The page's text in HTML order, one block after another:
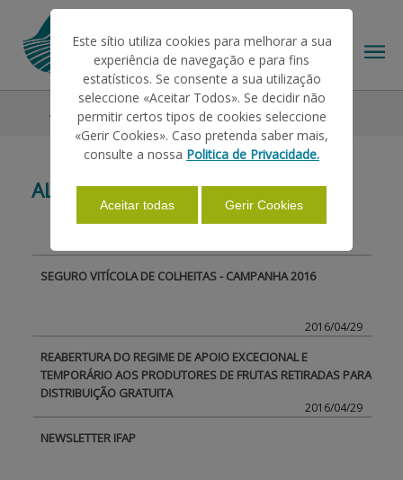
THE IFAP
HELP/SUPPORT
INFORMATIONS
PAYMENTS
BENEFICIARY SUPPORT
All News
ALL NEWS
SEGURO VITÍCOLA DE COLHEITAS - CAMPANHA 2016
2016/04/29
REABERTURA DO REGIME DE APOIO EXCECIONAL E
TEMPORÁRIO AOS PRODUTORES DE FRUTAS RETIRADAS PARA
DISTRIBUIÇÃO GRATUITA
2016/04/29
NEWSLETTER IFAP
Este sítio utiliza cookies para melhorar a sua
experiência de navegação e para fins
estatísticos. Se consente a sua utilização
seleccione «Aceitar Todos». Se decidir não
permitir certos tipos de cookies seleccione
«Gerir Cookies». Caso pretenda saber mais,
consulte a nossa Politica de Privacidade.
Aceitar todas Gerir Cookies